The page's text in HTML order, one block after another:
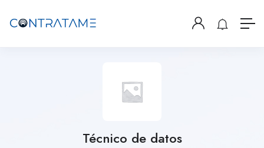
Técnico de datos